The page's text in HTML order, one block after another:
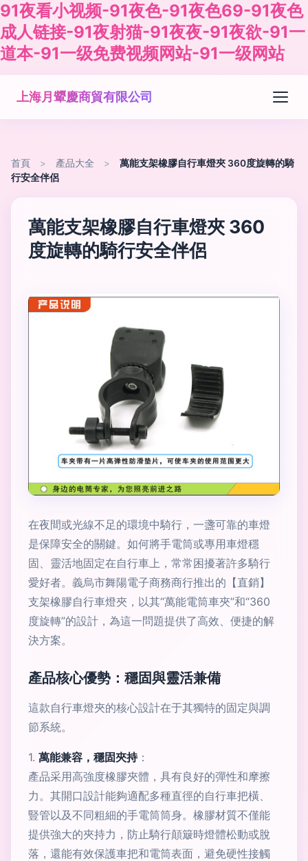
91夜看小视频-91夜色-91夜色69-91夜色
成人链接-91夜射猫-91夜夜-91夜欲-91一
道本-91一级免费视频网站-91一级网站
上海月顰慶商貿有限公司
首頁 > 產品大全 >
萬能支架橡膠自行車燈夾 360度旋轉的騎
行安全伴侶
萬能支架橡膠自行車燈夾 360
度旋轉的騎行安全伴侶
在夜間或光線不足的環境中騎行，一盞可靠的車燈
是保障安全的關鍵。如何將手電筒或專用車燈穩
固、靈活地固定在自行車上，常常困擾著許多騎行
愛好者。義烏市舞陽電子商務商行推出的【直銷】
支架橡膠自行車燈夾，以其“萬能電筒車夾”和“360
度旋轉”的設計，為這一問題提供了高效、便捷的解
決方案。
產品核心優勢：穩固與靈活兼備
這款自行車燈夾的核心設計在于其獨特的固定與調
節系統。
1. 萬能兼容，穩固夾持：
產品采用高強度橡膠夾體，具有良好的彈性和摩擦
力。其開口設計能夠適配多種直徑的自行車把橫、
豎管以及不同粗細的手電筒筒身。橡膠材質不僅能
提供強大的夾持力，防止騎行顛簸時燈體松動或脫
落，還能有效保護車把和電筒表面，避免硬性接觸